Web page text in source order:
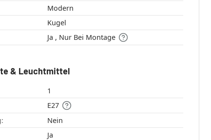
Modern
Kugel
Ja , Nur Bei Montage
& Leuchtmittel
1
E27
Nein
Ja